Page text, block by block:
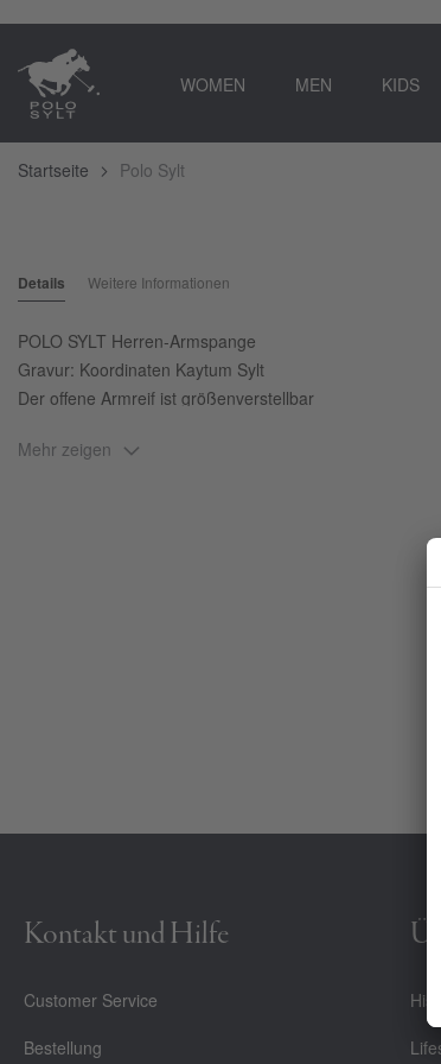
WOMEN MEN KIDS
Startseite
Polo Sylt
Bildgalerie
der
springen
Details
POLO SYLT Herren-Armspange
Gravur: Koordinaten Kaytum Sylt
Der offene Armreif ist größenverstellbar
Dieser maskuline Armreif für den Mann schafft durch
Mehr zeigen
Weitere Informationen
Kontakt und Hilfe
Customer Service
Bestellung